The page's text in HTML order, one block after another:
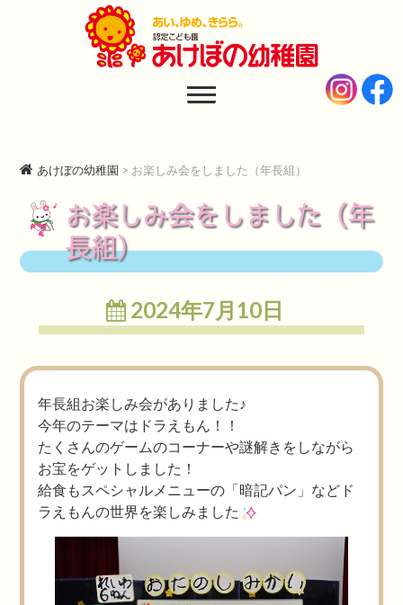
あけぼの幼稚園
あけぼの幼稚園 > お楽しみ会をしました（年長組）
お楽しみ会をしました（年
長組）
2024年7月10日
年長組お楽しみ会がありました♪
今年のテーマはドラえもん！！
たくさんのゲームのコーナーや謎解きをしながら
お宝をゲットしました！
給食もスペシャルメニューの「暗記パン」などド
ラえもんの世界を楽しみました